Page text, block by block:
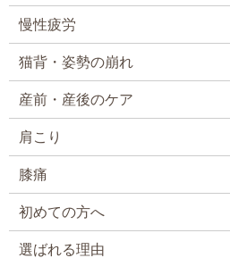
慢性疲労
猫背・姿勢の崩れ
産前・産後のケア
肩こり
膝痛
初めての方へ
選ばれる理由